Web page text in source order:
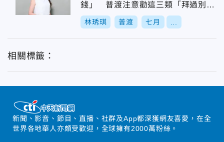
錢」 普渡注意勸這三類「拜過別再
吃」
林琇琪 普渡 七月
相關標籤：
新聞、影音、節目、直播、社群及App都深獲網友喜愛，在全
世界各地華人亦頗受歡迎，全球擁有2000萬粉絲。